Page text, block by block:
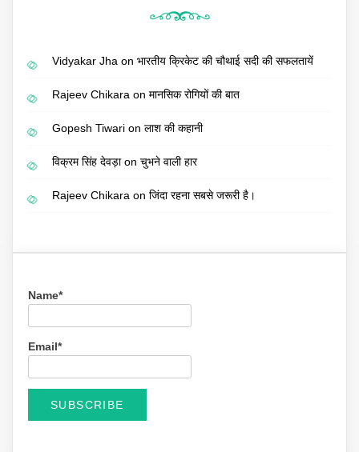
Vidyakar Jha on भारतीय क्रिकेट की चौथाई सदी की सफलतायें
Rajeev Chikara on मानसिक रोगियों की बात
Gopesh Tiwari on लाश की कहानी
विक्रम सिंह देवड़ाon चुभने वाली हार
Rajeev Chikara on जिंदा रहना सबसे जरूरी है।
Name*
Email*